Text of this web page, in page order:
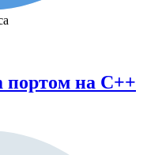
портом на C++